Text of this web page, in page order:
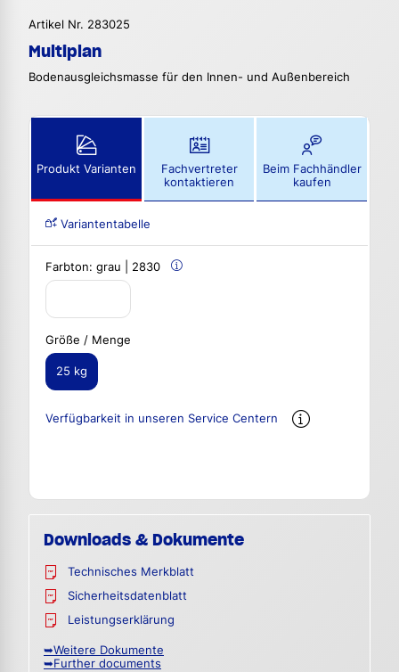
Artikel Nr. 283025
Multiplan
Bodenausgleichsmasse für den Innen- und Außenbereich
Produkt Varianten
Fachvertreter
kontaktieren
Beim Fachhändler
kaufen
Variantentabelle
Farbton: grau | 2830
Größe / Menge
25 kg
Verfügbarkeit in unseren Service Centern
Downloads & Dokumente
Technisches Merkblatt
Sicherheitsdatenblatt
Leistungserklärung
➥Weitere Dokumente
➥Further documents